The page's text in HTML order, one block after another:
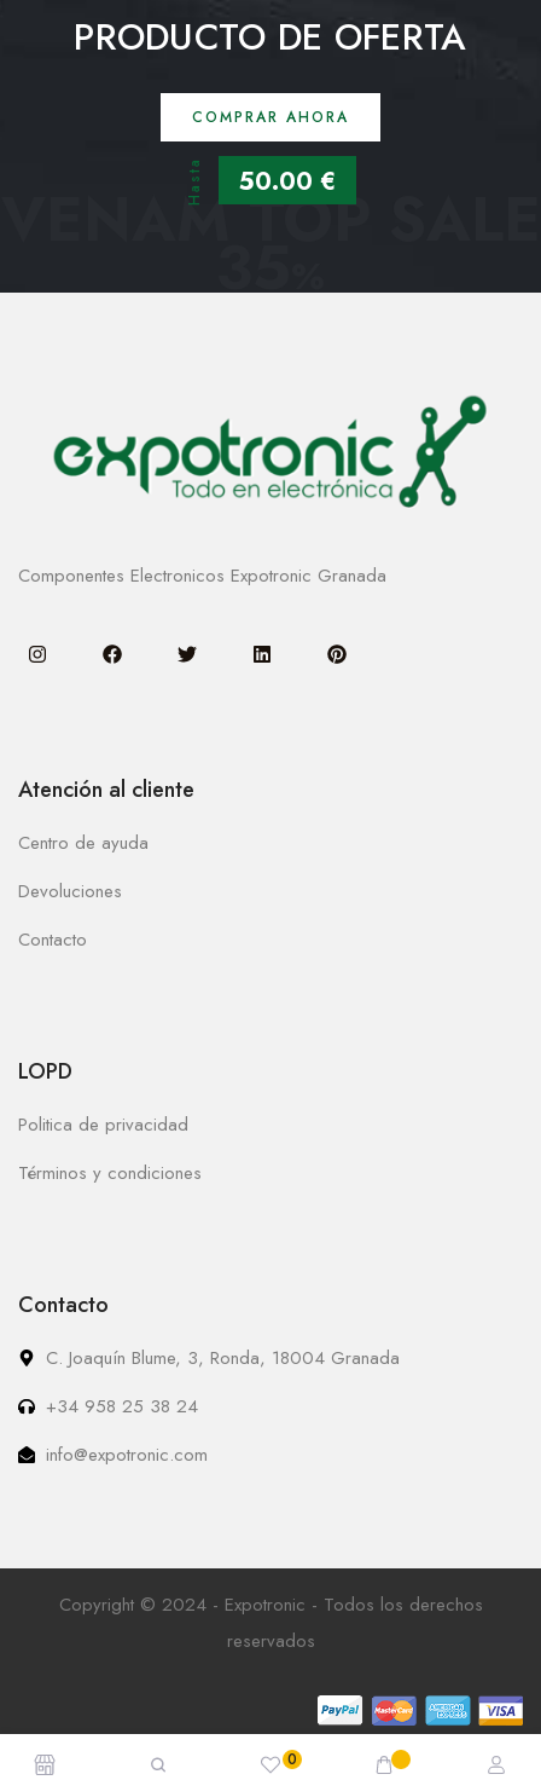
PRODUCTO DE OFERTA
COMPRAR AHORA
Hasta 50.00 €
VENAM TOP SALE
35
Componentes Electronicos Expotronic Granada
Atención al cliente
Centro de ayuda
Devoluciones
Contacto
LOPD
Politica de privacidad
Términos y condiciones
Contacto
C. Joaquín Blume, 3, Ronda, 18004 Granada
+34 958 25 38 24
info@expotronic.com
Copyright © 2024 - Expotronic - Todos los derechos
reservados